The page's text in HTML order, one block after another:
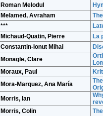
Roman Melodul
Melamed, Avraham
***
Michaud-Quatin, Pierre La
Constantin-Ionut Mihai
Monagle, Clare
Moraux, Paul
Mora-Marquez, Ana María
Morris, Ian
Morris, Colin